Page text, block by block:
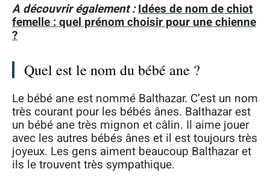
A découvrir également :Idées de nom de chiot
femelle : quel prénom choisir pour une chienne
?
Quel est le nom du bébé ane ?
Le bébé ane est nommé Balthazar. C’est un nom
très courant pour les bébés ânes. Balthazar est
un bébé ane très mignon et câlin. Il aime jouer
avec les autres bébés ânes et il est toujours très
joyeux. Les gens aiment beaucoup Balthazar et
ils le trouvent très sympathique.